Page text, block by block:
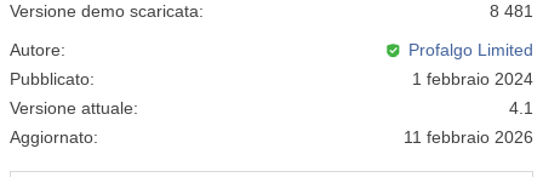
Versione demo scaricata:
8 481
Autore:
Profalgo Limited
Pubblicato:
1 febbraio 2024
Versione attuale:
4.1
Aggiornato:
11 febbraio 2026